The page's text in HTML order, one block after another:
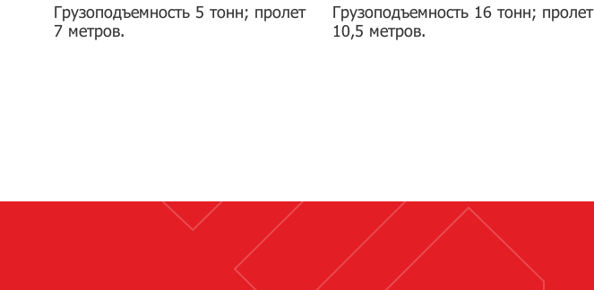
Грузоподъемность 5 тонн; пролет
7 метров.
Грузоподъемность 16 тонн; пролет
10,5 метров.